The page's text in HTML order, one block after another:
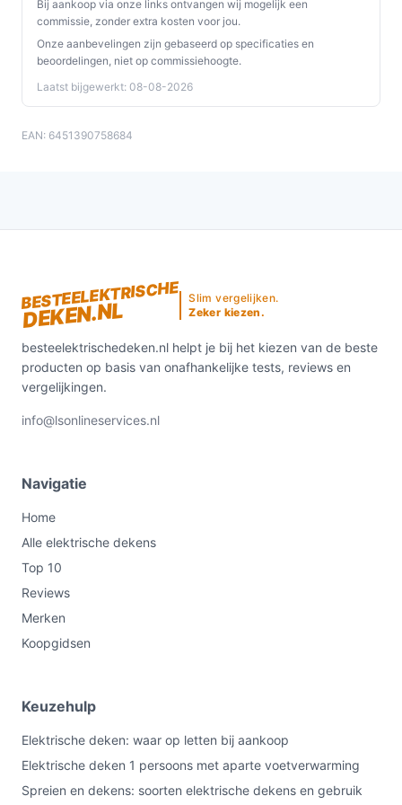
Bij aankoop via onze links ontvangen wij mogelijk een
commissie, zonder extra kosten voor jou.
Onze aanbevelingen zijn gebaseerd op specificaties en
beoordelingen, niet op commissiehoogte.
Laatst bijgewerkt: 08-08-2026
EAN: 6451390758684
BESTEELEKTRISCHE
DEKEN.NL
Slim vergelijken.
Zeker kiezen.
besteelektrischedeken.nl helpt je bij het kiezen van de beste
producten op basis van onafhankelijke tests, reviews en
vergelijkingen.
info@lsonlineservices.nl
Navigatie
Home
Alle elektrische dekens
Top 10
Reviews
Merken
Koopgidsen
Keuzehulp
Elektrische deken: waar op letten bij aankoop
Elektrische deken 1 persoons met aparte voetverwarming
Spreien en dekens: soorten elektrische dekens en gebruik